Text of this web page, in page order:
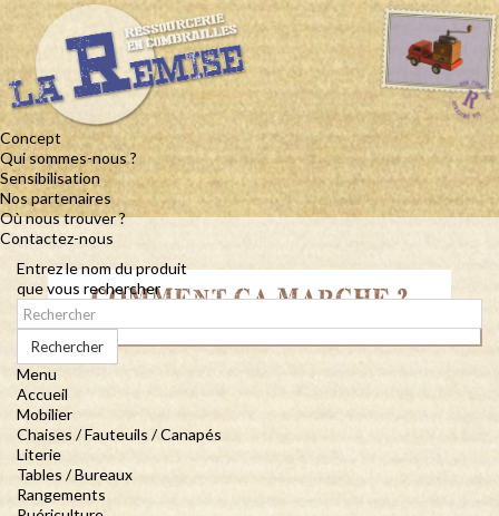
Concept
Qui sommes-nous ?
Sensibilisation
Nos partenaires
Où nous trouver ?
Contactez-nous
Entrez le nom du produit
que vous rechercher
Rechercher
Menu
Accueil
Mobilier
Chaises / Fauteuils / Canapés
Literie
Tables / Bureaux
Rangements
COMMENT ÇA MARCHE ?